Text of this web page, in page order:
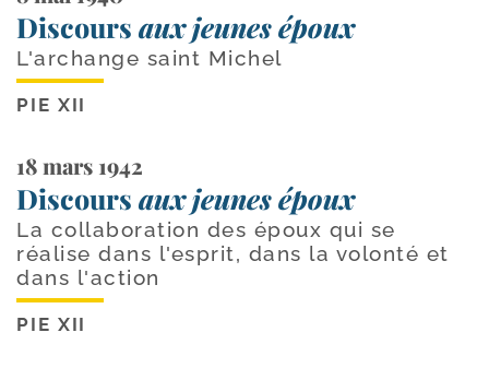
Discours aux jeunes époux
L'archange saint Michel
PIE XII
18 mars 1942
Discours aux jeunes époux
La collaboration des époux qui se
réalise dans l'esprit, dans la volonté et
dans l'action
PIE XII